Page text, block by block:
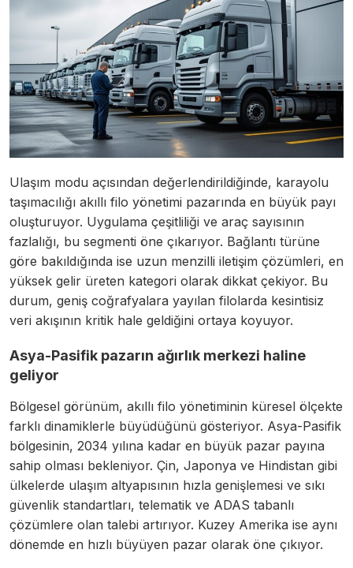
Ulaşım modu açısından değerlendirildiğinde, karayolu
taşımacılığı akıllı filo yönetimi pazarında en büyük payı
oluşturuyor. Uygulama çeşitliliği ve araç sayısının
fazlalığı, bu segmenti öne çıkarıyor. Bağlantı türüne
göre bakıldığında ise uzun menzilli iletişim çözümleri, en
yüksek gelir üreten kategori olarak dikkat çekiyor. Bu
durum, geniş coğrafyalara yayılan filolarda kesintisiz
veri akışının kritik hale geldiğini ortaya koyuyor.
Asya-Pasifik pazarın ağırlık merkezi haline
geliyor
Bölgesel görünüm, akıllı filo yönetiminin küresel ölçekte
farklı dinamiklerle büyüdüğünü gösteriyor. Asya-Pasifik
bölgesinin, 2034 yılına kadar en büyük pazar payına
sahip olması bekleniyor. Çin, Japonya ve Hindistan gibi
ülkelerde ulaşım altyapısının hızla genişlemesi ve sıkı
güvenlik standartları, telematik ve ADAS tabanlı
çözümlere olan talebi artırıyor. Kuzey Amerika ise aynı
dönemde en hızlı büyüyen pazar olarak öne çıkıyor.